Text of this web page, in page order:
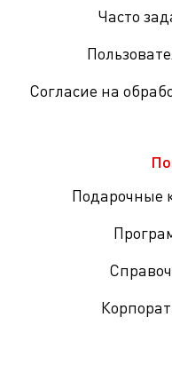
Часто
Согласие на
Подарочные